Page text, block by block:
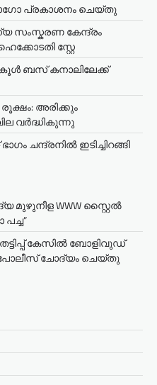
പ്രകാശനം ചെയ്തു
സംസ്കരണ കേന്ദ്രം
സ്റ്റേ
ബസ് കനാലിലേക്ക്
രൂക്ഷം: അരിക്കും
വർദ്ധികുന്നു
ചന്ദ്രനില്‍ ഇടിച്ചിറങ്ങി
മുഴുനീള WWW സ്റ്റൈൽ
കേസിൽ ബോളിവുഡ്
പോലീസ് ചോദ്യം ചെയ്തു